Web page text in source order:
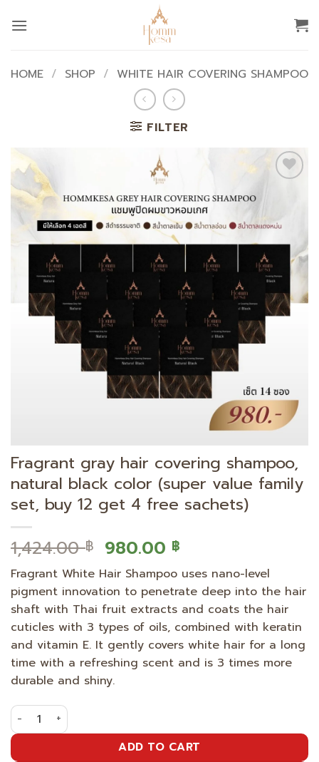
HOME / SHOP / WHITE HAIR COVERING SHAMPOO
FILTER
Fragrant gray hair covering shampoo,
natural black color (super value family
set, buy 12 get 4 free sachets)
1,424.00฿ Original
price
was:
1,424.00 ฿.
980.00 ฿
is:
980.00 ฿.
Fragrant White Hair Shampoo uses nano-level
pigment innovation to penetrate deep into the hair
shaft with Thai fruit extracts and coats the hair
cuticles with 3 types of oils, combined with keratin
and vitamin E. It gently covers white hair for a long
time with a refreshing scent and is 3 times more
durable and shiny.
Fragrant gray hair covering shampoo, natural black
ADD TO CART